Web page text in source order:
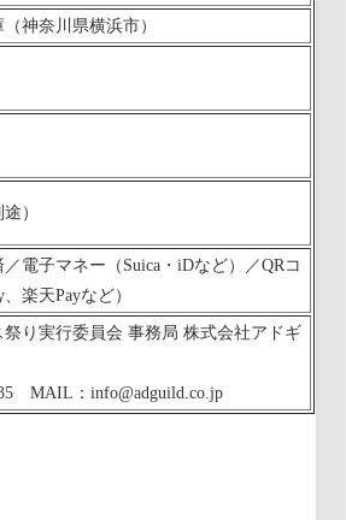
神奈川県横浜市）
）
電子マネー（Suica・iDなど）／QRコ
楽天Payなど）
り実行委員会 事務局 株式会社アドギ
MAIL：info@adguild.co.jp